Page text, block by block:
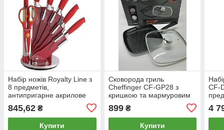
Набір ножів Royalty Line з
8 предметів,
антипригарне акрилове
845,62 ₴
Купити
Сковорода гриль
Cheffinger CF-GP28 з
кришкою та мармуровим
28см
899₴
Купити
CF-
4